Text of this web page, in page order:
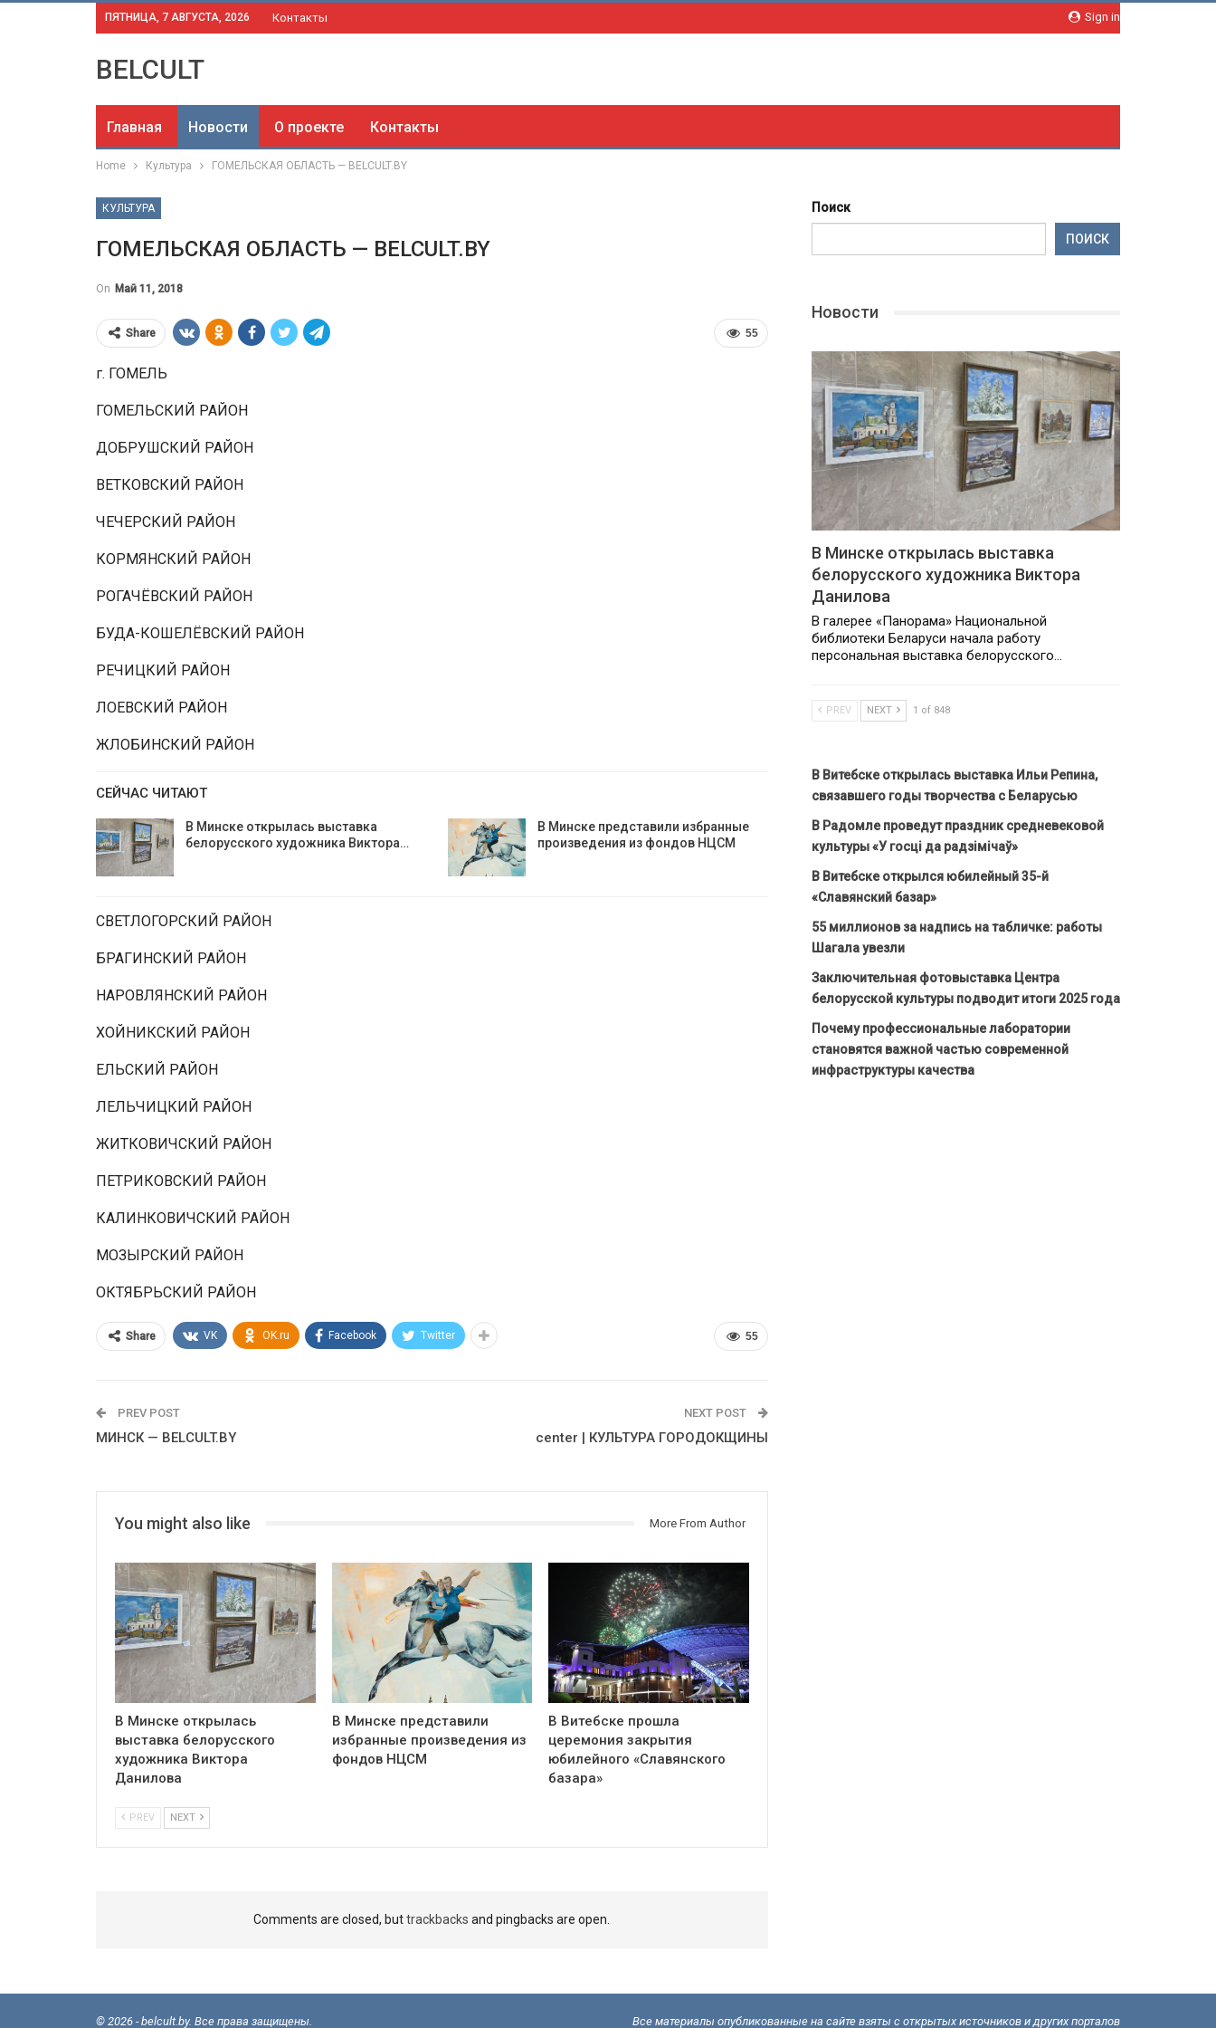
Sign in
ПЯТНИЦА, 7 АВГУСТА, 2026 Контакты
BELCULT
Главная Новости О проекте Контакты
Home Культура ГОМЕЛЬСКАЯ ОБЛАСТЬ — BELCULT.BY
КУЛЬТУРА
ГОМЕЛЬСКАЯ ОБЛАСТЬ — BELCULT.BY
On Май 11, 2018
55
Share
г. ГОМЕЛЬ
ГОМЕЛЬСКИЙ РАЙОН
ДОБРУШСКИЙ РАЙОН
ВЕТКОВСКИЙ РАЙОН
ЧЕЧЕРСКИЙ РАЙОН
КОРМЯНСКИЙ РАЙОН
РОГАЧЁВСКИЙ РАЙОН
БУДА-КОШЕЛЁВСКИЙ РАЙОН
РЕЧИЦКИЙ РАЙОН
ЛОЕВСКИЙ РАЙОН
ЖЛОБИНСКИЙ РАЙОН
СЕЙЧАС ЧИТАЮТ
В Минске открылась выставка
белорусского художника Виктора…
В Минске представили избранные
произведения из фондов НЦСМ
СВЕТЛОГОРСКИЙ РАЙОН
БРАГИНСКИЙ РАЙОН
НАРОВЛЯНСКИЙ РАЙОН
ХОЙНИКСКИЙ РАЙОН
ЕЛЬСКИЙ РАЙОН
ЛЕЛЬЧИЦКИЙ РАЙОН
ЖИТКОВИЧСКИЙ РАЙОН
ПЕТРИКОВСКИЙ РАЙОН
КАЛИНКОВИЧСКИЙ РАЙОН
МОЗЫРСКИЙ РАЙОН
ОКТЯБРЬСКИЙ РАЙОН
55
Share VK OK.ru Facebook Twitter
PREV POST
МИНСК — BELCULT.BY
NEXT POST
center | КУЛЬТУРА ГОРОДОКЩИНЫ
You might also like More From Author
В Минске открылась
выставка белорусского
художника Виктора
Данилова
В Минске представили
избранные произведения из
фондов НЦСМ
В Витебске прошла
церемония закрытия
юбилейного «Славянского
базара»
PREV NEXT
Comments are closed, buttrackbacks and pingbacks are open.
Поиск
ПОИСК
Новости
В Минске открылась выставка
белорусского художника Виктора
Данилова
В галерее «Панорама» Национальной
библиотеки Беларуси начала работу
персональная выставка белорусского…
PREV NEXT 1 of 848
В Витебске открылась выставка Ильи Репина,
связавшего годы творчества с Беларусью
В Радомле проведут праздник средневековой
культуры «У госці да радзімічаў»
В Витебске открылся юбилейный 35-й
«Славянский базар»
55 миллионов за надпись на табличке: работы
Шагала увезли
Заключительная фотовыставка Центра
белорусской культуры подводит итоги 2025 года
Почему профессиональные лаборатории
становятся важной частью современной
инфраструктуры качества
© 2026 - belcult.by. Все права защищены. Все материалы опубликованные на сайте взяты с открытых источников и других порталов